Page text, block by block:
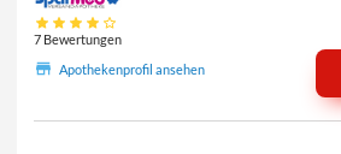
7 Bewertungen
Apothekenprofil ansehen